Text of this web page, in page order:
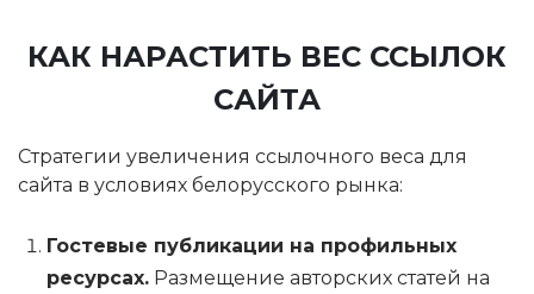
КАК НАРАСТИТЬ ВЕС ССЫЛОК
САЙТА
Стратегии увеличения ссылочного веса для
сайта в условиях белорусского рынка:
Гостевые публикации на профильных
ресурсах. Размещение авторских статей на